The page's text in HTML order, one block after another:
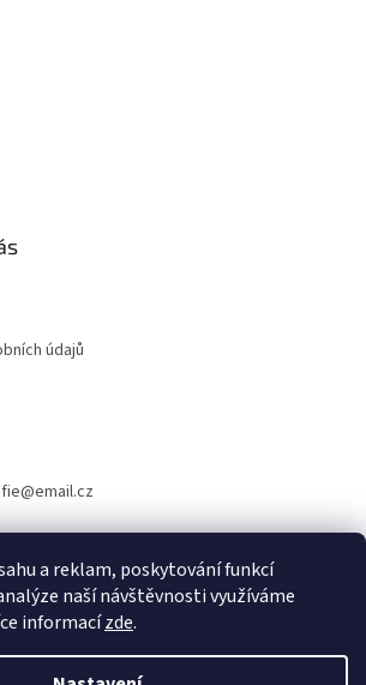
a reklam, poskytování funkcí
naší návštěvnosti využíváme
informacízde.
údajů
@email.cz